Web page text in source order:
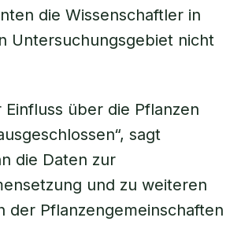
die Wissenschaftler in
Untersuchungsgebiet nicht
Einfluss über die Pflanzen
sagt
die Daten zur
und zu weiteren
der Pflanzengemeinschaften